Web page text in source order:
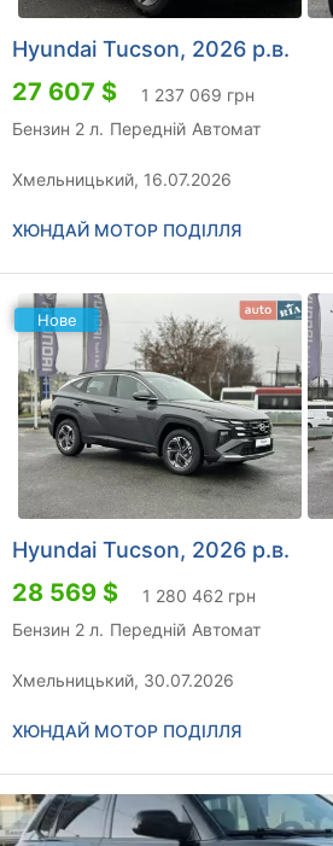
Hyundai Tucson, 2026 р.в.
27 607 $
1 237 069 грн
Бензин 2 л. Передній Автомат
Хмельницький, 16.07.2026
ХЮНДАЙ МОТОР ПОДІЛЛЯ
Нове
Hyundai Tucson, 2026 р.в.
28 569 $
1 280 462 грн
Бензин 2 л. Передній Автомат
Хмельницький, 30.07.2026
ХЮНДАЙ МОТОР ПОДІЛЛЯ